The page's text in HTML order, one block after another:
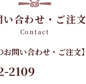
い合わせ・ご注文
Contact
お問い合わせ・ご注文】
2109